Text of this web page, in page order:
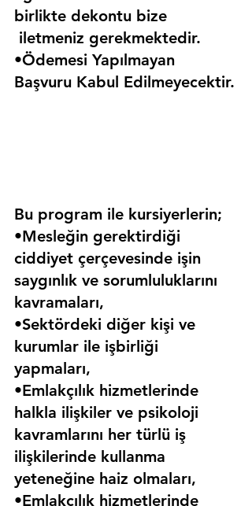
birlikte dekontu bize
iletmeniz gerekmektedir.
•Ödemesi Yapılmayan
Başvuru Kabul Edilmeyecektir.
Bu program ile kursiyerlerin;
•Mesleğin gerektirdiği
ciddiyet çerçevesinde işin
saygınlık ve sorumluluklarını
kavramaları,
•Sektördeki diğer kişi ve
kurumlar ile işbirliği
yapmaları,
•Emlakçılık hizmetlerinde
halkla ilişkiler ve psikoloji
kavramlarını her türlü iş
ilişkilerinde kullanma
yeteneğine haiz olmaları,
•Emlakçılık hizmetlerinde